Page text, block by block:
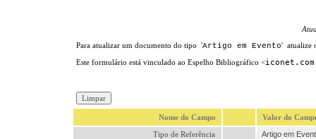
Para atualizar um documento do tipo 'Artigo em Evento' atualize
Este formulário está vinculado ao Espelho Bibliográfico <
Nome do Campo
Valor do
Tipo de Referência
Artigo em